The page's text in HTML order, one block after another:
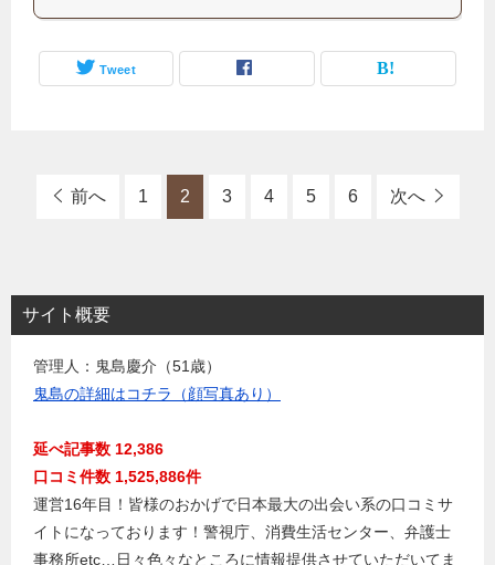
Tweet
前へ 1 2 3 4 5 6 次へ
サイト概要
管理人：鬼島慶介（51歳）
鬼島の詳細はコチラ（顔写真あり）
延べ記事数 12,386
口コミ件数 1,525,886件
運営16年目！皆様のおかげで日本最大の出会い系の口コミサ
イトになっております！警視庁、消費生活センター、弁護士
事務所etc…日々色々なところに情報提供させていただいてま